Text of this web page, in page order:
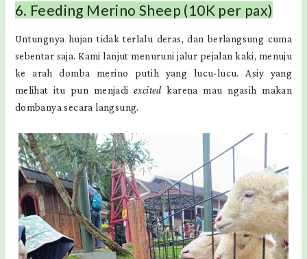
6. Feeding Merino Sheep (10K per pax)
Untungnya hujan tidak terlalu deras, dan berlangsung cuma
sebentar saja. Kami lanjut menuruni jalur pejalan kaki, menuju
ke arah domba merino putih yang lucu-lucu. Asiy yang
melihat itu pun menjadiexcitedkarena mau ngasih makan
dombanya secara langsung.